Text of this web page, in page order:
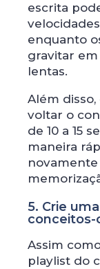
escrita
enquanto
gravitar
lentas.
Além
voltar o
de 10 a 15
maneira
novamente
5. Crie
conceitos-
Assim
playlist do